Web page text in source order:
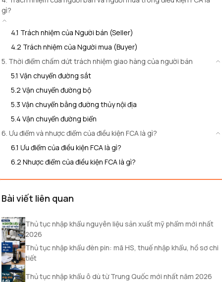
gì?
4.1 Trách nhiệm của Người bán (Seller)
4.2 Trách nhiệm của Người mua (Buyer)
5. Thời điểm chấm dứt trách nhiệm giao hàng của người bán
5.1 Vận chuyển đường sắt
5.2 Vận chuyển đường bộ
5.3 Vận chuyển bằng đường thủy nội địa
5.4 Vận chuyển đường biển
6. Ưu điểm và nhược điểm của điều kiện FCA là gì?
6.1 Ưu điểm của điều kiện FCA là gì?
6.2 Nhược điểm của điều kiện FCA là gì?
Bài viết liên quan
Thủ tục nhập khẩu nguyên liệu sản xuất mỹ phẩm mới nhất
2026
Thủ tục nhập khẩu đèn pin: mã HS, thuế nhập khẩu, hồ sơ chi
tiết
Thủ tục nhập khẩu ô dù từ Trung Quốc mới nhất năm 2026